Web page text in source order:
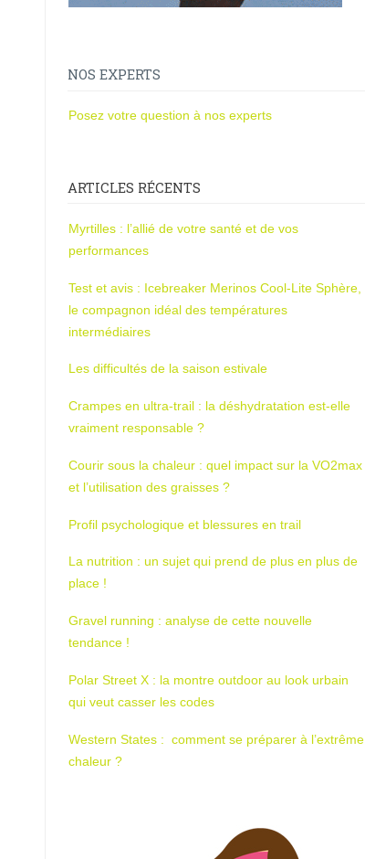
NOS EXPERTS
Posez votre question à nos experts
ARTICLES RÉCENTS
Myrtilles : l’allié de votre santé et de vos
performances
Test et avis : Icebreaker Merinos Cool-Lite Sphère,
le compagnon idéal des températures
intermédiaires
Les difficultés de la saison estivale
Crampes en ultra-trail : la déshydratation est-elle
vraiment responsable ?
Courir sous la chaleur : quel impact sur la VO2max
et l’utilisation des graisses ?
Profil psychologique et blessures en trail
La nutrition : un sujet qui prend de plus en plus de
place !
Gravel running : analyse de cette nouvelle
tendance !
Polar Street X : la montre outdoor au look urbain
qui veut casser les codes
Western States : comment se préparer à l’extrême
chaleur ?